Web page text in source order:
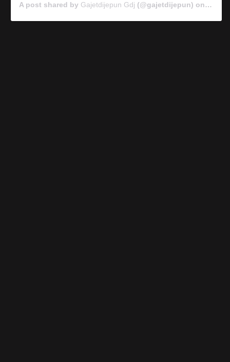
A post shared by Gajetdijepun Gdj (@gajetdijepun) on Jan 7,